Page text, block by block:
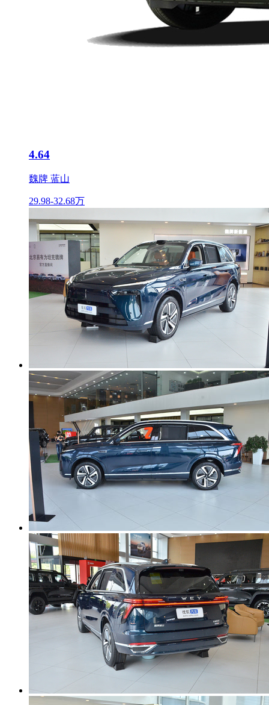
4.64
魏牌 蓝山
29.98-32.68万